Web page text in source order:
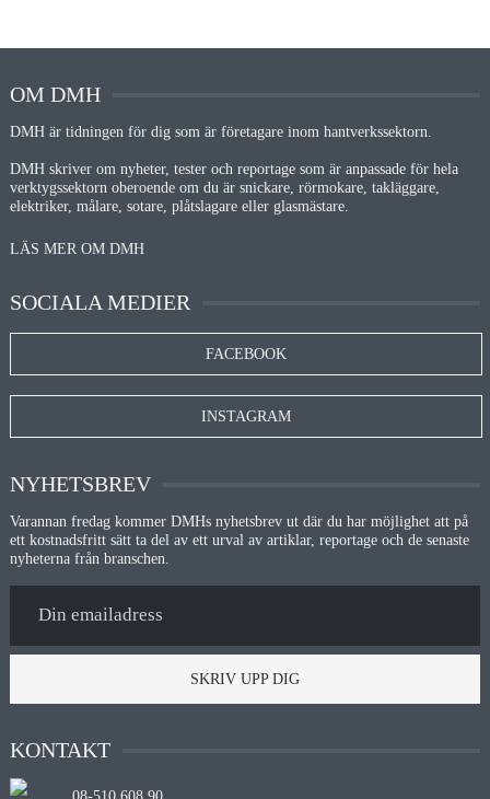
OM DMH
DMH är tidningen för dig som är företagare inom hantverkssektorn.
DMH skriver om nyheter, tester och reportage som är anpassade för hela
verktygssektorn oberoende om du är snickare, rörmokare, takläggare,
elektriker, målare, sotare, plåtslagare eller glasmästare.
LÄS MER OM DMH
SOCIALA MEDIER
FACEBOOK
INSTAGRAM
NYHETSBREV
Varannan fredag kommer DMHs nyhetsbrev ut där du har möjlighet att på
ett kostnadsfritt sätt ta del av ett urval av artiklar, reportage och de senaste
nyheterna från branschen.
SKRIV UPP DIG
KONTAKT